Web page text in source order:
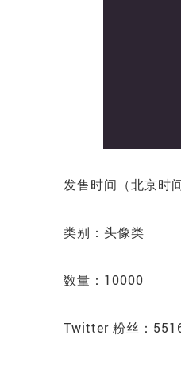
发售时间（北京时
类别：头像类
数量：10000
Twitter 粉丝：